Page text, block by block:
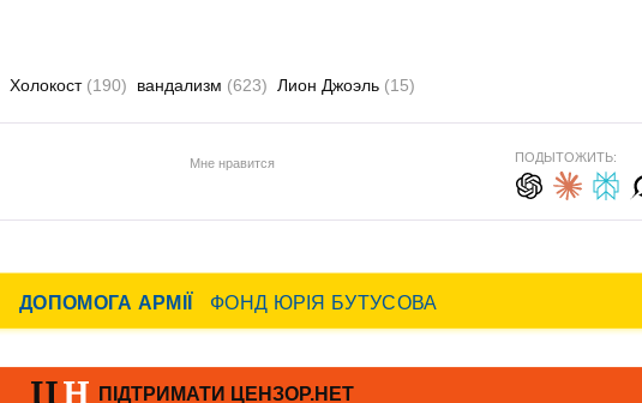
Холокост (190) вандализм (623) Лион Джоэль (15)
Мне нравится ПОДЫТОЖИТЬ: